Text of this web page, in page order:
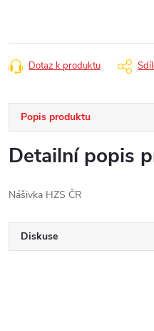
Dotaz k produktu
Popis produktu
Detailní popis
Nášivka HZS ČR
Diskuse